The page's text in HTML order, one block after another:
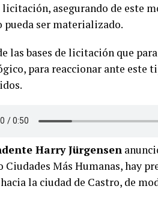
licitación, asegurando de este
pueda ser materializado.
las bases de licitación que
para reaccionar ante este
Harry Jürgensen
Ciudades Más Humanas, hay
hacia la ciudad de Castro, de